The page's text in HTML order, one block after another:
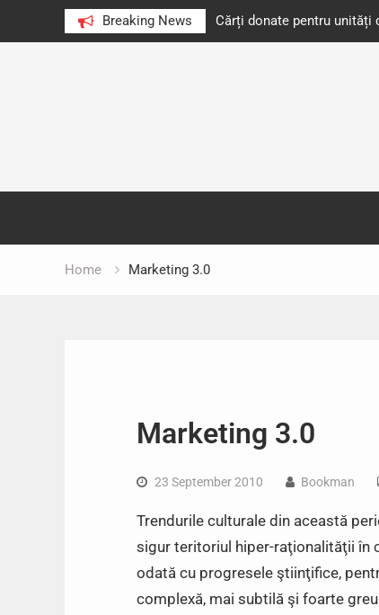
Breaking News
de învățământ din România
Libris organizează
octombrie
Home Marketing 3.0
Marketing 3.0
23 September 2010 Bookman
Trendurile culturale din această
sigur teritoriul hiper-raţionalităţii în
odată cu progresele ştiinţifice,
complexă, mai subtilă şi foarte